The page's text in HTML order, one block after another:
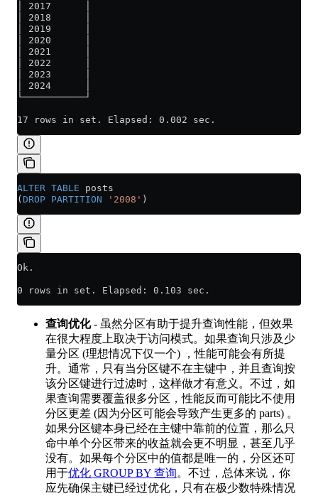
│ 2017      │
│ 2018      │
│ 2019      │
│ 2020      │
│ 2021      │
│ 2022      │
│ 2023      │
│ 2024      │
└───────────┘
17 rows in set. Elapsed: 0.002 sec.
ALTER TABLE posts
( DROP PARTITION '2008' )
Ok.
0 rows in set. Elapsed: 0.103 sec.
查询优化- 虽然分区有助于提升查询性能，但效果
在很大程度上取决于访问模式。如果查询只涉及少
量分区 (理想情况下仅一个) ，性能可能会有所提
升。通常，只有当分区键不在主键中，并且查询按
该分区键进行过滤时，这样做才有意义。不过，如
果查询需要覆盖很多分区，性能反而可能比不使用
分区更差 (因为分区可能会导致产生更多的 parts) 。
如果分区键本身已经在主键中靠前的位置，那么只
命中单个分区带来的收益就会更不明显，甚至几乎
没有。如果每个分区中的值都是唯一的，分区还可
用于优化 GROUP BY 查询。不过，总体来说，你
应先确保主键已经过优化，只有在极少数特殊情况